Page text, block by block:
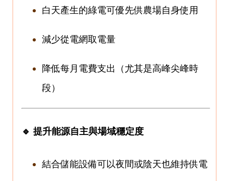
白天產生的綠電可優先供農場自身使用
減少從電網取電量
降低每月電費支出（尤其是高峰尖峰時
段）
🔹 提升能源自主與場域穩定度
結合儲能設備可以夜間或陰天也維持供電